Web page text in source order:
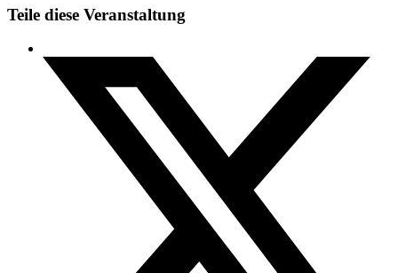
Teile diese Veranstaltung